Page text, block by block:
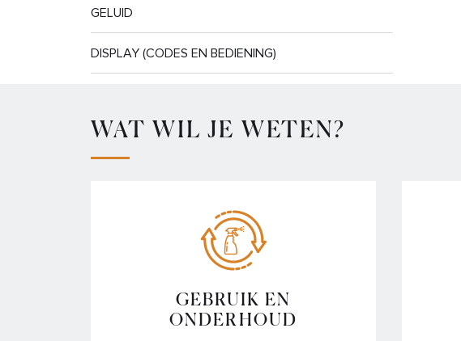
GELUID
DISPLAY (CODES EN BEDIENING)
WAT WIL JE WETEN?
GEBRUIK EN
ONDERHOUD